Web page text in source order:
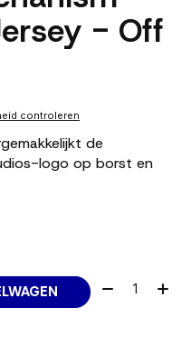
- Off
controleren
de
logo op borst en
Aantal: